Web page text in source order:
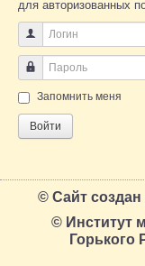
для авторизованных
Логин
Пароль
Запомнить меня
Войти
© Сайт
© Институт
Горького